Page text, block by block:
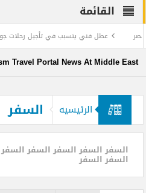
القائمة
يتسبب في تأجيل رحلات جوية بأمريكا
2023 بالآثاريين العرب
Travel Portal News At Middle East
الرئيسيه السفر
السفر السفر السفر السفر
السفر السفر